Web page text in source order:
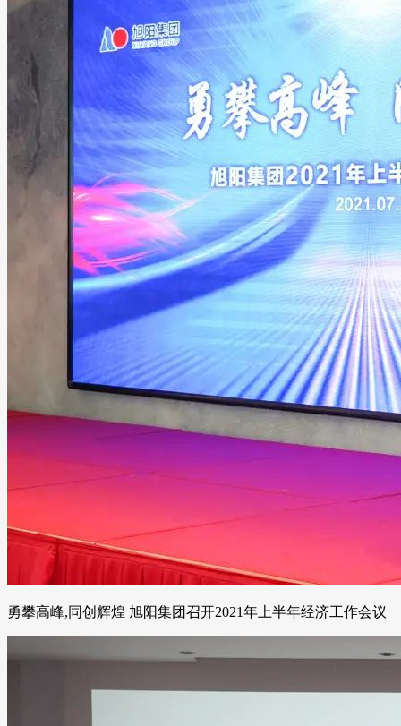
勇攀高峰,同创辉煌 旭阳集团召开2021年上半年经济工作会议